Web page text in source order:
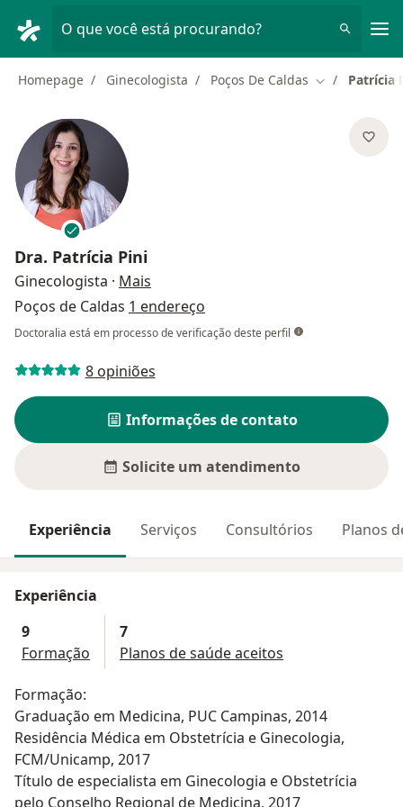
O que você está procurando?
Homepage Ginecologista Poços De Caldas Mudar dePatrícia
Dra. Patrícia Pini
Ginecologista · Mais
Poços de Caldas 1 endereço
Doctoralia está em processo de verificação deste perfil
8 opiniões
Informações de contato
Solicite um atendimento
Experiência Serviços Consultórios Planos
Experiência
9
Formação
7
Planos de saúde aceitos
Formação:
Graduação em Medicina, PUC Campinas, 2014
Residência Médica em Obstetrícia e Ginecologia,
FCM/Unicamp, 2017
Título de especialista em Ginecologia e Obstetrícia
pelo Conselho Regional de Medicina, 2017